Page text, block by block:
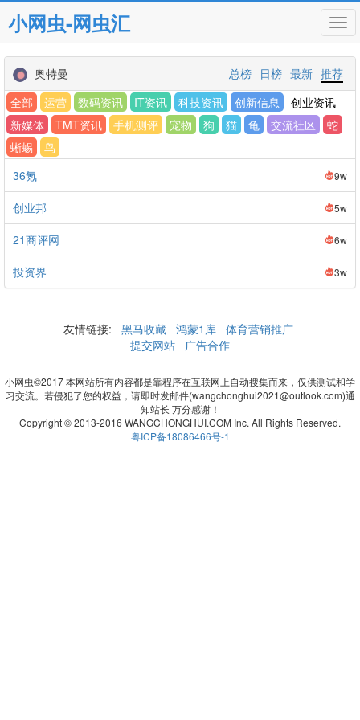
小网虫-网虫汇
奥特曼 推荐
最新
日榜
总榜
全部
运营 数码资讯 IT资讯 科技资讯 创新信息
创业资讯
新媒体
TMT资讯 手机测评 宠物 狗 猫 龟 交流社区
蛇
蜥蜴
鸟
36氪
9w
创业邦 5w
21商评网 6w
投资界 3w
友情链接: 黑马收藏 鸿蒙1库 体育营销推广
提交网站
广告合作
小网虫©2017 本网站所有内容都是靠程序在互联网上自动搜集而来，仅供测试和学
习交流。若侵犯了您的权益，请即时发邮件(wangchonghui2021@outlook.com)通
知站长 万分感谢！
Copyright © 2013-2016 WANGCHONGHUI.COM Inc. All Rights Reserved.
粤ICP备18086466号-1